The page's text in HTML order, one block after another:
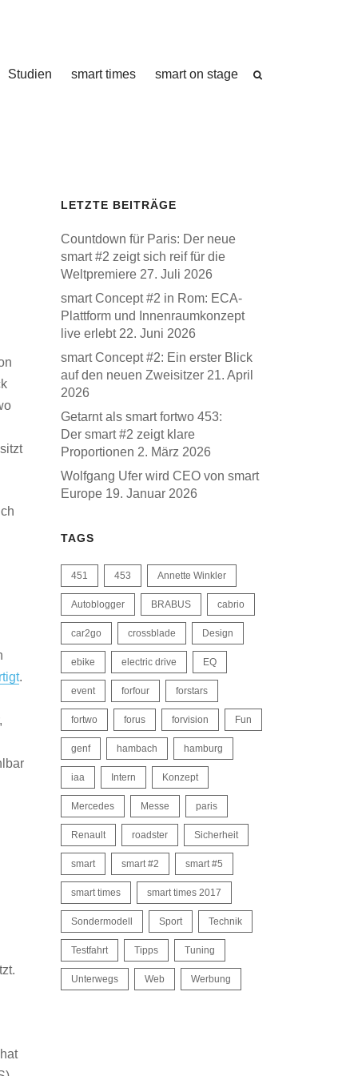
Studien smart times smart on stage
.
LETZTE BEITRÄGE
Countdown für Paris: Der neue
smart #2 zeigt sich reif für die
Weltpremiere 27. Juli 2026
smart Concept #2 in Rom: ECA-
Plattform und Innenraumkonzept
live erlebt 22. Juni 2026
smart Concept #2: Ein erster Blick
auf den neuen Zweisitzer 21. April
2026
Getarnt als smart fortwo 453:
Der smart #2 zeigt klare
Proportionen 2. März 2026
Wolfgang Ufer wird CEO von smart
Europe 19. Januar 2026
TAGS
451 453 Annette Winkler
Autoblogger BRABUS cabrio
car2go crossblade Design
ebike electric drive EQ
event forfour forstars
fortwo forus forvision Fun
genf hambach hamburg
iaa Intern Konzept
Mercedes Messe paris
Renault roadster Sicherheit
smart smart #2 smart #5
smart times smart times 2017
Sondermodell Sport Technik
Testfahrt Tipps Tuning
Unterwegs Web Werbung